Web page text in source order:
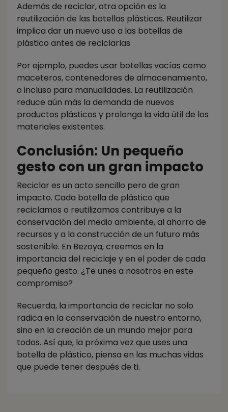
Además de reciclar, otra opción es la
reutilización de las botellas plásticas. Reutilizar
implica dar un nuevo uso a las botellas de
plástico antes de reciclarlas
Por ejemplo, puedes usar botellas vacías como
maceteros, contenedores de almacenamiento,
o incluso para manualidades. La reutilización
reduce aún más la demanda de nuevos
productos plásticos y prolonga la vida útil de los
materiales existentes.
Conclusión: Un pequeño
gesto con un gran impacto
Reciclar es un acto sencillo pero de gran
impacto. Cada botella de plástico que
reciclamos o reutilizamos contribuye a la
conservación del medio ambiente, al ahorro de
recursos y a la construcción de un futuro más
sostenible. En Bezoya, creemos en la
importancia del reciclaje y en el poder de cada
pequeño gesto. ¿Te unes a nosotros en este
compromiso?
Recuerda, la importancia de reciclar no solo
radica en la conservación de nuestro entorno,
sino en la creación de un mundo mejor para
todos. Así que, la próxima vez que uses una
botella de plástico, piensa en las muchas vidas
que puede tener después de ti.